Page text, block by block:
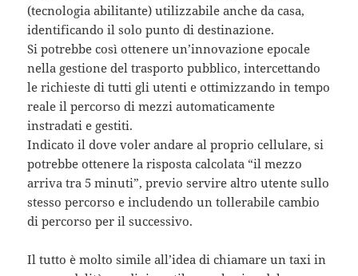
(tecnologia abilitante) utilizzabile anche da casa,
identificando il solo punto di destinazione.
Si potrebbe così ottenere un’innovazione epocale
nella gestione del trasporto pubblico, intercettando
le richieste di tutti gli utenti e ottimizzando in tempo
reale il percorso di mezzi automaticamente
instradati e gestiti.
Indicato il dove voler andare al proprio cellulare, si
potrebbe ottenere la risposta calcolata “il mezzo
arriva tra 5 minuti”, previo servire altro utente sullo
stesso percorso e includendo un tollerabile cambio
di percorso per il successivo.
Il tutto è molto simile all’idea di chiamare un taxi in